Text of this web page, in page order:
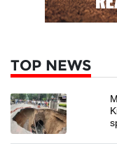
TOP NEWS